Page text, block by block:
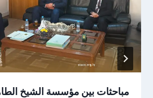
مباحثات بين مؤسسة الشيخ